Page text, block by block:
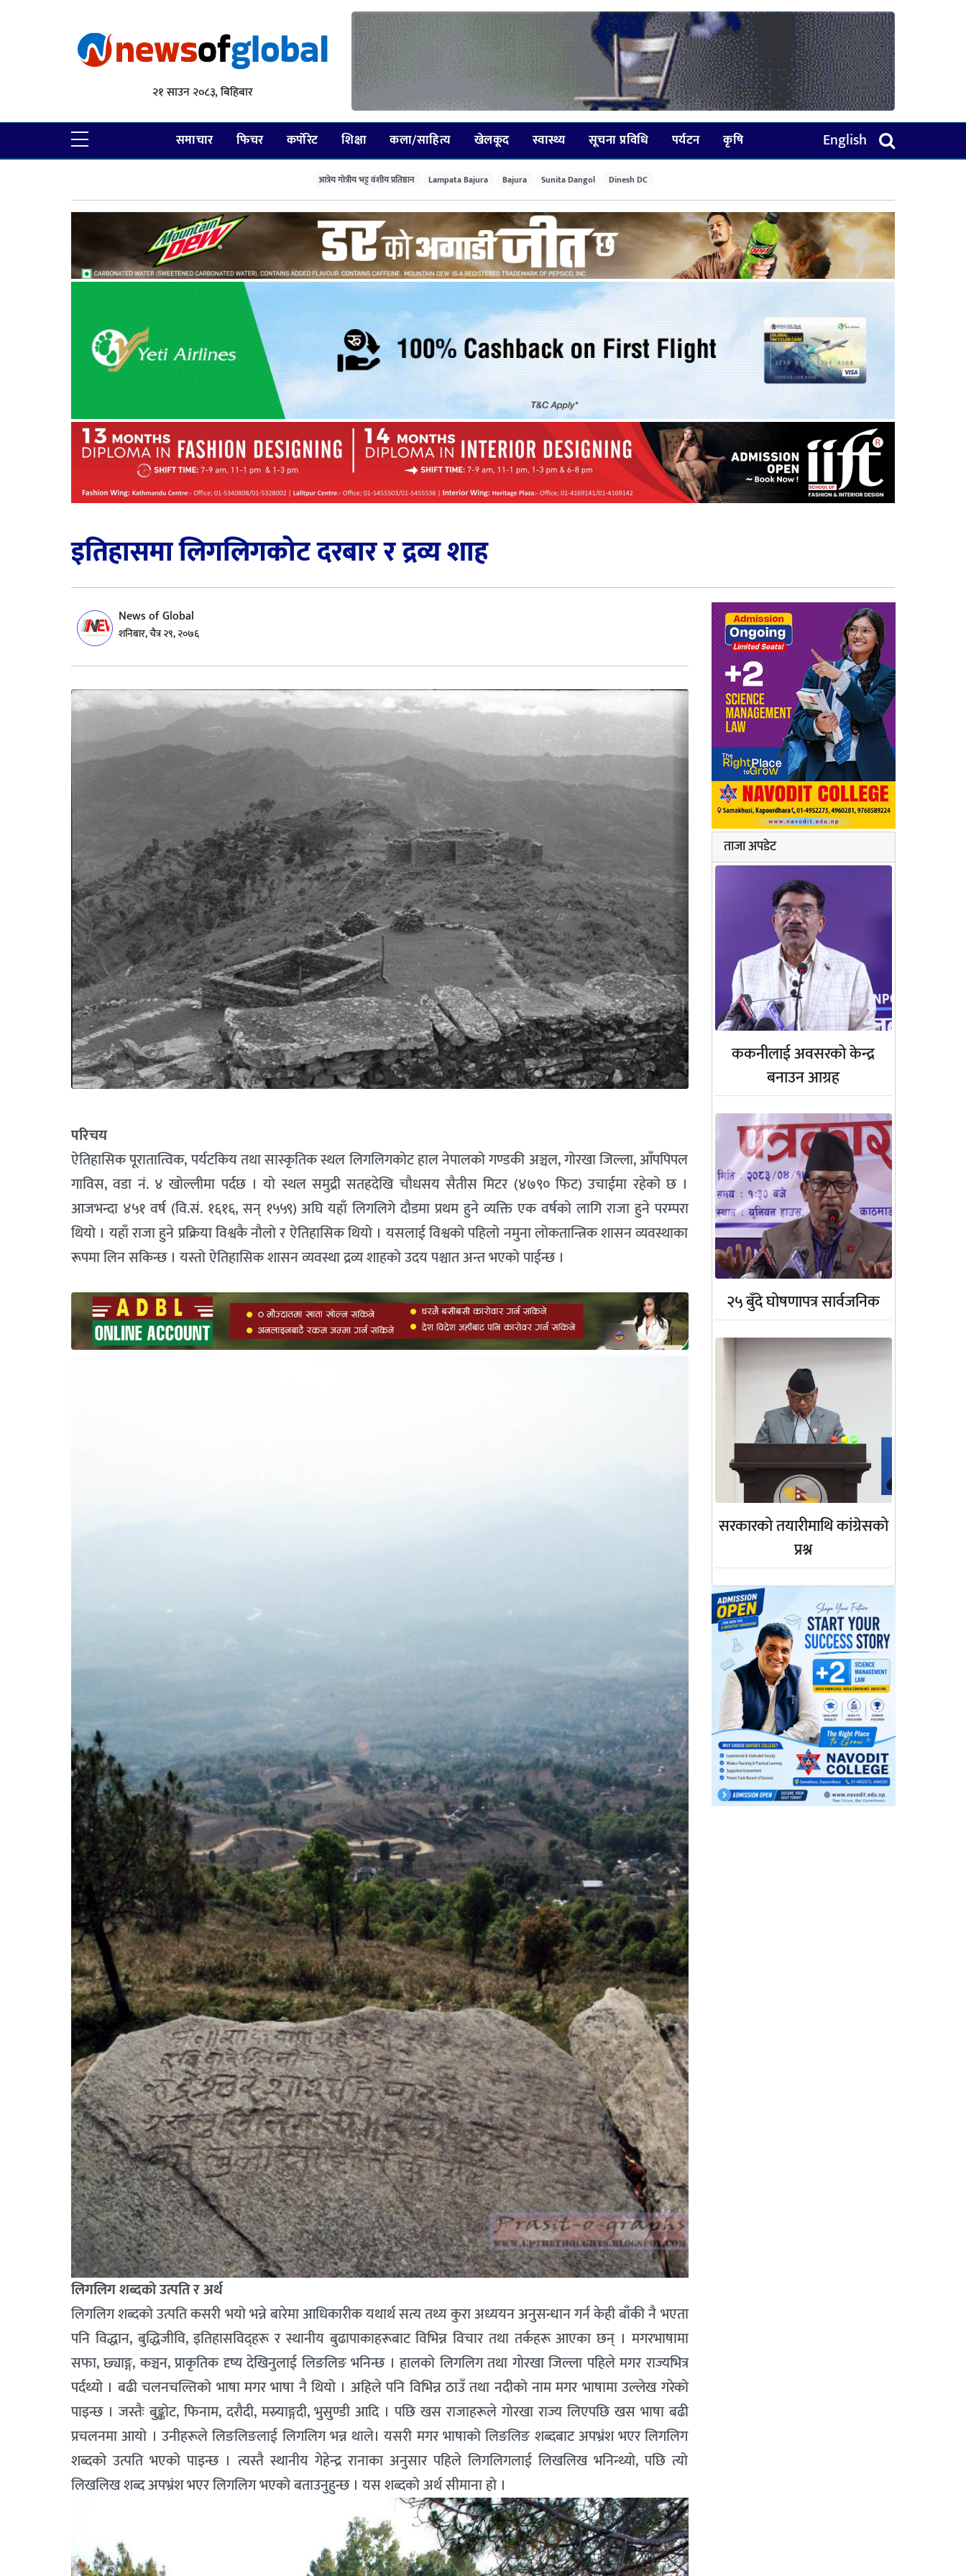
२१ साउन २०८३, बिहिबार
समाचार फिचर कर्पोरेट शिक्षा कला/साहित्य खेलकूद स्वास्थ्य सूचना प्रविधि पर्यटन कृषि English
आत्रेय गोत्रीय भट्ट वंशीय प्रतिष्ठान Lampata Bajura Bajura Sunita Dangol Dinesh DC
इतिहासमा लिगलिगकोट दरबार र द्रव्य शाह
News of Global
शनिबार, चैत्र २९, २०७६
परिचय
ऐतिहासिक पूरातात्विक, पर्यटकिय तथा सास्कृतिक स्थल लिगलिगकोट हाल नेपालको गण्डकी अञ्चल, गोरखा जिल्ला, आँपपिपल
गाविस, वडा नं. ४ खोल्लीमा पर्दछ । यो स्थल समुद्री सतहदेखि चौधसय सैतीस मिटर (४७९० फिट) उचाईमा रहेको छ ।
आजभन्दा ४५१ वर्ष (वि.सं. १६१६, सन् १५५९) अघि यहाँ लिगलिगे दौडमा प्रथम हुने व्यक्ति एक वर्षको लागि राजा हुने परम्परा
थियो । यहाँ राजा हुने प्रक्रिया विश्वकै नौलो र ऐतिहासिक थियो । यसलाई विश्वको पहिलो नमुना लोकतान्त्रिक शासन व्यवस्थाका
रूपमा लिन सकिन्छ । यस्तो ऐतिहासिक शासन व्यवस्था द्रव्य शाहको उदय पश्चात अन्त भएको पाईन्छ ।
लिगलिग शब्दको उत्पति र अर्थ
लिगलिग शब्दको उत्पति कसरी भयो भन्ने बारेमा आधिकारीक यथार्थ सत्य तथ्य कुरा अध्ययन अनुसन्धान गर्न केही बाँकी नै भएता
पनि विद्धान, बुद्धिजीवि, इतिहासविद्हरू र स्थानीय बुढापाकाहरूबाट विभिन्न विचार तथा तर्कहरू आएका छन् । मगरभाषामा
सफा, छ्याङ्ग, कञ्चन, प्राकृतिक दृष्य देखिनुलाई लिङलिङ भनिन्छ । हालको लिगलिग तथा गोरखा जिल्ला पहिले मगर राज्यभित्र
पर्दथ्यो । बढी चलनचल्तिको भाषा मगर भाषा नै थियो । अहिले पनि विभिन्न ठाउँ तथा नदीको नाम मगर भाषामा उल्लेख गरेको
पाइन्छ । जस्तैः बुङ्कोट, फिनाम, दरौदी, मस्र्याङ्गदी, भुसुण्डी आदि । पछि खस राजाहरूले गोरखा राज्य लिएपछि खस भाषा बढी
प्रचलनमा आयो । उनीहरूले लिङलिङलाई लिगलिग भन्न थाले। यसरी मगर भाषाको लिङलिङ शब्दबाट अपभ्रंश भएर लिगलिग
शब्दको उत्पति भएको पाइन्छ । त्यस्तै स्थानीय गेहेन्द्र रानाका अनुसार पहिले लिगलिगलाई लिखलिख भनिन्थ्यो, पछि त्यो
लिखलिख शब्द अपभ्रंश भएर लिगलिग भएको बताउनुहुन्छ । यस शब्दको अर्थ सीमाना हो ।
ताजा अपडेट
ककनीलाई अवसरको केन्द्र
बनाउन आग्रह
२५ बुँदे घोषणापत्र सार्वजनिक
सरकारको तयारीमाथि कांग्रेसको
प्रश्न